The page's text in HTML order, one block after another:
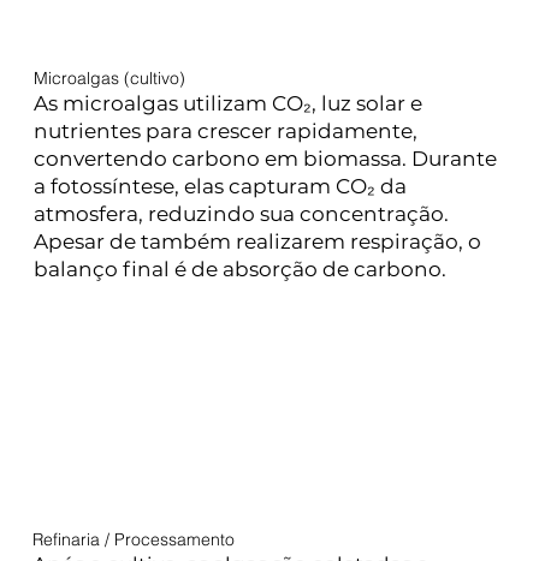
Microalgas (cultivo)
As microalgas utilizam CO₂, luz solar e
nutrientes para crescer rapidamente,
convertendo carbono em biomassa. Durante
a fotossíntese, elas capturam CO₂ da
atmosfera, reduzindo sua concentração.
Apesar de também realizarem respiração, o
balanço final é de absorção de carbono.
Refinaria / Processamento